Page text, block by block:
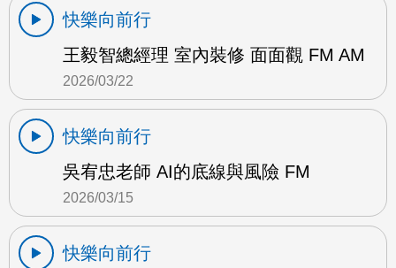
快樂向前行
王毅智總經理 室內裝修 面面觀 FM AM
2026/03/22
快樂向前行
吳宥忠老師 AI的底線與風險 FM
2026/03/15
快樂向前行